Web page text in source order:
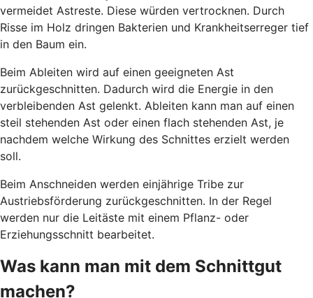
vermeidet Astreste. Diese würden vertrocknen. Durch
Risse im Holz dringen Bakterien und Krankheitserreger tief
in den Baum ein.
Beim Ableiten wird auf einen geeigneten Ast
zurückgeschnitten. Dadurch wird die Energie in den
verbleibenden Ast gelenkt. Ableiten kann man auf einen
steil stehenden Ast oder einen flach stehenden Ast, je
nachdem welche Wirkung des Schnittes erzielt werden
soll.
Beim Anschneiden werden einjährige Tribe zur
Austriebsförderung zurückgeschnitten. In der Regel
werden nur die Leitäste mit einem Pflanz- oder
Erziehungsschnitt bearbeitet.
Was kann man mit dem Schnittgut
machen?